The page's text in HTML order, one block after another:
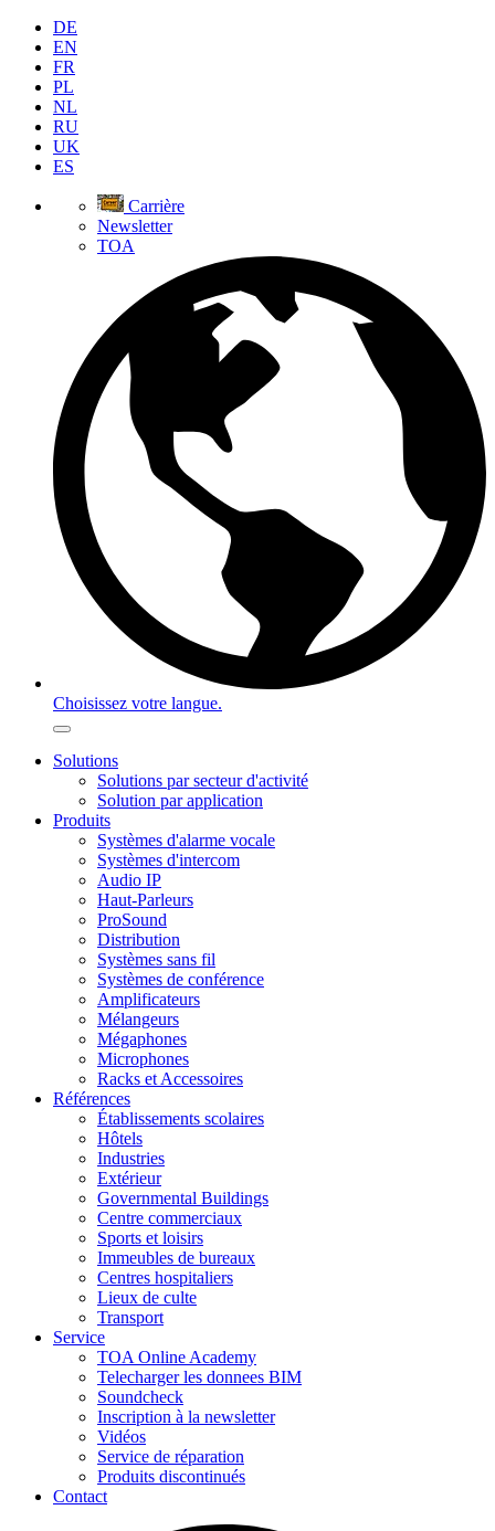
DE
EN
FR
PL
NL
RU
UK
ES
Carrière
Newsletter
TOA
Choisissez votre langue.
Solutions
Solutions par secteur d'activité
Solution par application
Produits
Systèmes d'alarme vocale
Systèmes d'intercom
Audio IP
Haut-Parleurs
ProSound
Distribution
Systèmes sans fil
Systèmes de conférence
Amplificateurs
Mélangeurs
Mégaphones
Microphones
Racks et Accessoires
Références
Établissements scolaires
Hôtels
Industries
Extérieur
Governmental Buildings
Centre commerciaux
Sports et loisirs
Immeubles de bureaux
Centres hospitaliers
Lieux de culte
Transport
Service
TOA Online Academy
Telecharger les donnees BIM
Soundcheck
Inscription à la newsletter
Vidéos
Service de réparation
Produits discontinués
Contact